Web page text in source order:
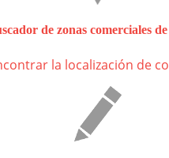
de zonas comerciales
la localización de